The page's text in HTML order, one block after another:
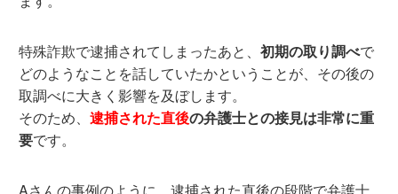
特殊詐欺で逮捕されてしまったあと、初期の取り調べで
どのようなことを話していたかということが、その後の
取調べに大きく影響を及ぼします。
そのため、逮捕された直後の弁護士との接見は非常に重
要です。